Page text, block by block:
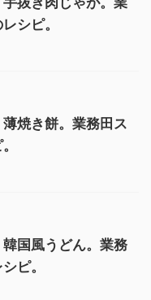
シピ。
薄焼き餅。業務田ス
韓国風うどん。業務
ピ。